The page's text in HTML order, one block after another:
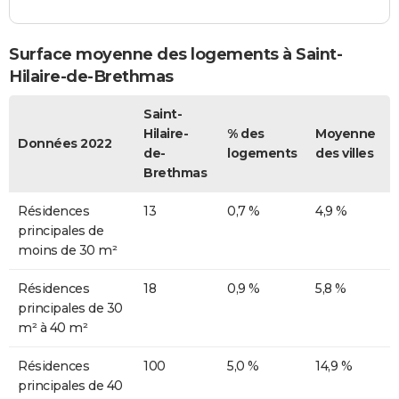
Surface moyenne des logements à Saint-
Hilaire-de-Brethmas
Données 2022
Saint-
Hilaire-
de-
Brethmas
% des
logements
Moyenne
des villes
Résidences
principales de
moins de 30 m²
13 0,7 % 4,9 %
Résidences
principales de 30
m² à 40 m²
18 0,9 % 5,8 %
Résidences
principales de 40
100 5,0 % 14,9 %